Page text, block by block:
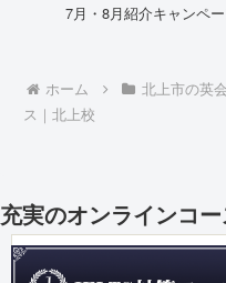
7月・8月紹介キャンペ
ホーム 北上市の英
ス｜北上校
充実のオンラインコ